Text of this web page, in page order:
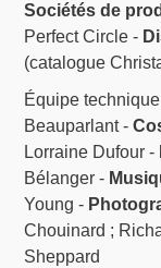
Sociétés de
Perfect Circle -
(catalogue
Équipe
Beauparlant -
Lorraine Dufour -
Bélanger -
Young -
Chouinard ;
Sheppard